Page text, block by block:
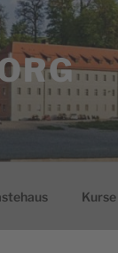
Kurse